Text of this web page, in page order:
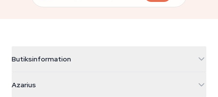
Butiksinformation
Galvaniweg 11
Azarius